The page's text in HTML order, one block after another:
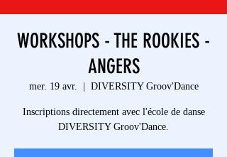
WORKSHOPS - THE ROOKIES -
ANGERS
mer. 19 avr.
  |
DIVERSITY Groov'Dance
Inscriptions directement avec l'école de danse
DIVERSITY Groov'Dance.